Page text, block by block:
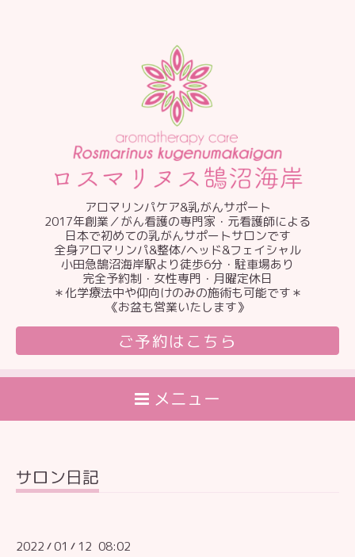
アロマリンパケア&乳がんサポート
2017年創業／がん看護の専門家・元看護師による
日本で初めての乳がんサポートサロンです
全身アロマリンパ&整体/ヘッド&フェイシャル
小田急鵠沼海岸駅より徒歩6分・駐車場あり
完全予約制・女性専門・月曜定休日
＊化学療法中や仰向けのみの施術も可能です＊
《お盆も営業いたします》
ご予約はこちら
メニュー
サロン日記
2022 /01 / 12 08:02